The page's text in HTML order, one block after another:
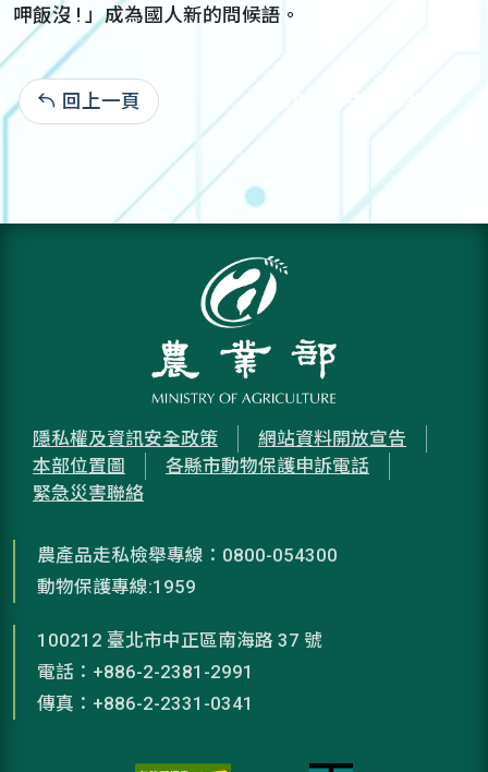
呷飯沒 ! 」成為國人新的問候語。
回上一頁 100-10-18:7,537
隱私權及資訊安全政策
網站資料開放宣告
本部位置圖
各縣市動物保護申訴電話
緊急災害聯絡
農產品走私檢舉專線：0800-054300
動物保護專線:1959
100212 臺北市中正區南海路 37 號
電話：+886-2-2381-2991
傳真：+886-2-2331-0341